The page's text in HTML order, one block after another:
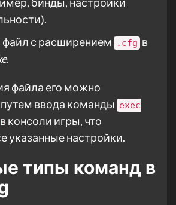
файл с расширением
.cfg в
.
файла его можно
ввода команды exec
в консоли игры, что
указанные настройки.
типы команд в